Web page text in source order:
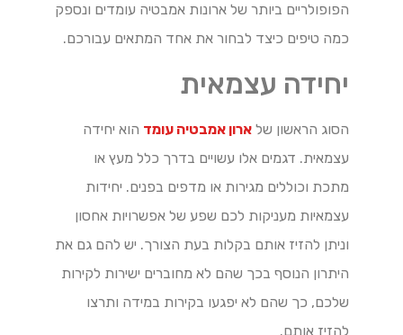
הפופולריים ביותר של ארונות אמבטיה עומדים ונספק
כמה טיפים כיצד לבחור את אחד המתאים עבורכם.
יחידה עצמאית
הסוג הראשון של ארון אמבטיה עומד הוא יחידה
עצמאית. דגמים אלו עשויים בדרך כלל מעץ או
מתכת וכוללים מגירות או מדפים בפנים. יחידות
עצמאיות מעניקות לכם שפע של אפשרויות אחסון
וניתן להזיז אותם בקלות בעת הצורך. יש להם גם את
היתרון הנוסף בכך שהם לא מחוברים ישירות לקירות
שלכם, כך שהם לא יפגעו בקירות במידה ותרצו
להזיז אותם.